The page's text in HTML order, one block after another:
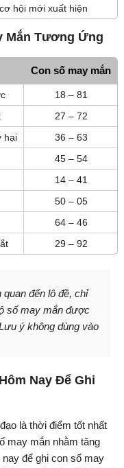
cơ hội mới xuất hiện
Mắn Tương Ứng
Con số may mắn
18 – 81
27 – 72
hại
36 – 63
45 – 54
14 – 41
50 – 05
64 – 46
29 – 92
đến lô đề, chỉ
số may mắn được
ý không dùng vào
Nay Để Ghi
là thời điểm tốt nhất
may mắn nhằm tăng
để ghi con số may